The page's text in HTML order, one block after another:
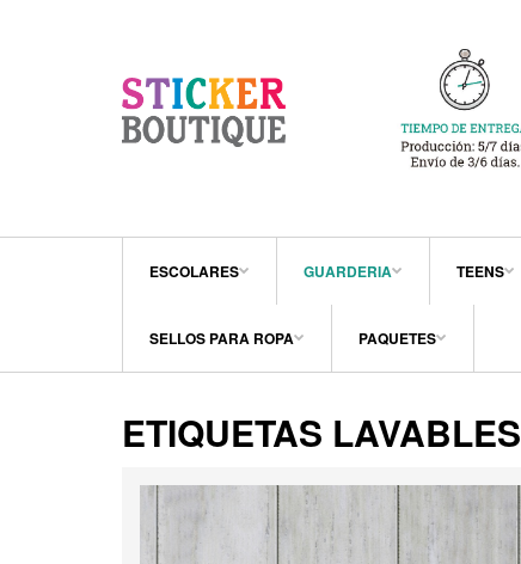
ESCOLARES GUARDERIA TEENS
SELLOS PARA ROPA PAQUETES
ETIQUETAS LAVABLES